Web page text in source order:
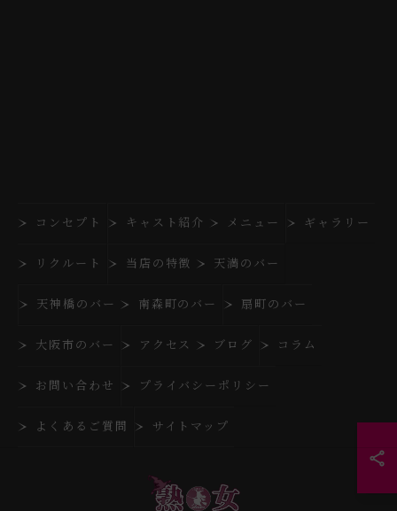
コンセプト キャスト紹介 メニュー ギャラリー
リクルート 当店の特徴 天満のバー
天神橋のバー 南森町のバー 扇町のバー
大阪市のバー アクセス ブログ コラム
お問い合わせ プライバシーポリシー
よくあるご質問 サイトマップ